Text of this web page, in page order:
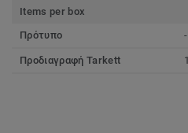
Items per box
Πρότυπο
-
Προδιαγραφή Tarkett